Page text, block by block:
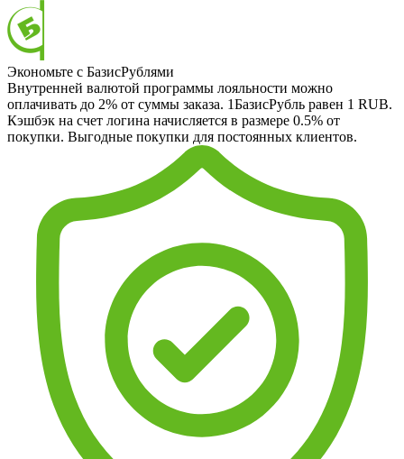
Экономьте с БазисРублями
Внутренней валютой программы лояльности можно
оплачивать до 2% от суммы заказа. 1БазисРубль равен 1 RUB.
Кэшбэк на счет логина начисляется в размере 0.5% от
покупки. Выгодные покупки для постоянных клиентов.